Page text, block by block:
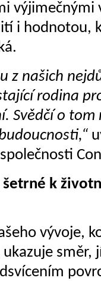
i hodnotou,
z našich
rodina
Svědčí o tom
k
vývoje,
směr,